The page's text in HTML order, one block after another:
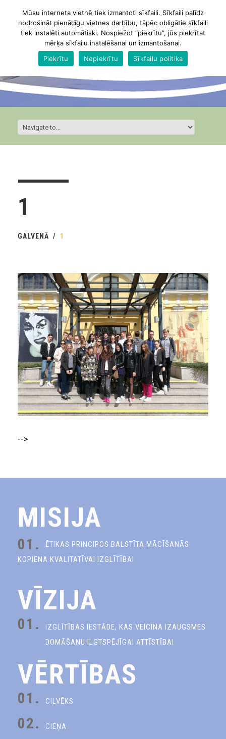
1
GALVENĀ 1
-->
MISIJA
01.
ĒTIKAS PRINCIPOS BALSTĪTA MĀCĪŠANĀS
KOPIENA KVALITATĪVAI IZGLĪTĪBAI
VĪZIJA
01.
IZGLĪTĪBAS IESTĀDE, KAS VEICINA IZAUGSMES
DOMĀŠANU ILGTSPĒJĪGAI ATTĪSTĪBAI
VĒRTĪBAS
01. CILVĒKS
02. CIEŅA
Mūsu interneta vietnē tiek izmantoti sīkfaili. Sīkfaili palīdz
nodrošināt pienācīgu vietnes darbību, tāpēc obligātie sīkfaili
tiek instalēti automātiski. Nospiežot “piekrītu”, jūs piekrītat
mērķa sīkfailu instalēšanai un izmantošanai.
Piekrītu
Nepiekrītu Sīkfailu politika